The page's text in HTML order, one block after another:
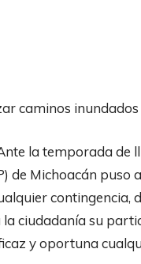
caminos inundados
la temporada de
de Michoacán puso
contingencia,
ciudadanía su
y oportuna